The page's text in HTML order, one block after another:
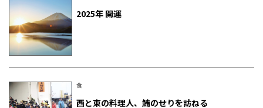
2025年 開運
食
西と東の料理人、鮪のせりを訪ねる